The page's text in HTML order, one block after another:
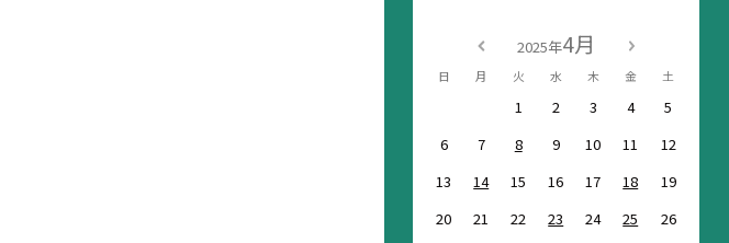
2025年4月
日 月 火 水 木 金 土
1 2 3 4
5
6
7 8 9 10 11
12
13
14 15 16 17 18
19
20
21 22 23 24 25
26